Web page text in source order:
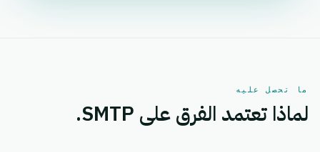
ما تحصل عليه
لماذا تعتمد الفرق على SMTP.